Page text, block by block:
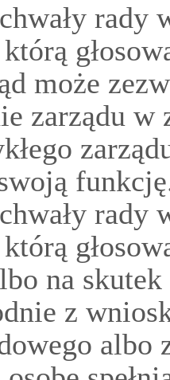
rady
może
zarządu w
rady
na
z
albo